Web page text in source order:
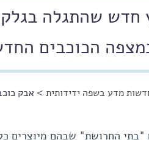
הכוכבים
מדע בשפה ידידותית > אבק
"בתי החרושת" שבהם מיוצרים